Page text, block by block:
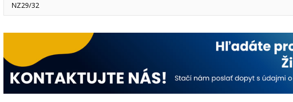
NZ29/32